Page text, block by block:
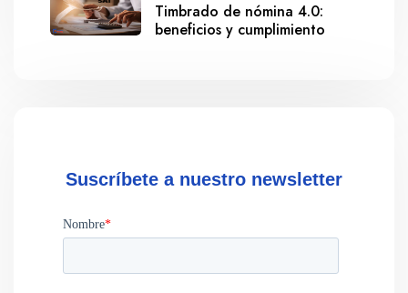
Timbrado de nómina 4.0:
beneficios y cumplimiento
Suscríbete a nuestro newsletter